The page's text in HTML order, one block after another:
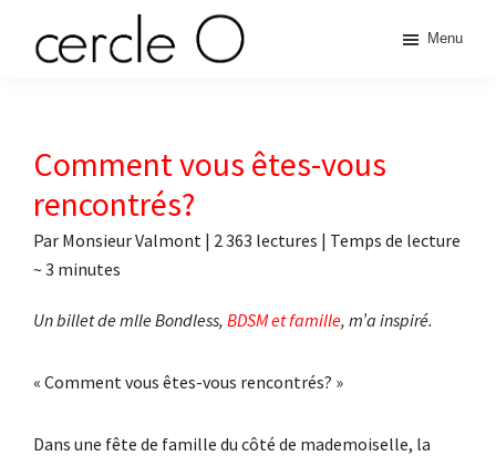
principale
O
érotique
Menu
Comment vous êtes-vous
rencontrés?
Par Monsieur Valmont | 2 363 lectures | Temps de lecture
~ 3 minutes
Un billet de mlle Bondless, BDSM et famille, m’a inspiré.
« Comment vous êtes-vous rencontrés? »
Dans une fête de famille du côté de mademoiselle, la